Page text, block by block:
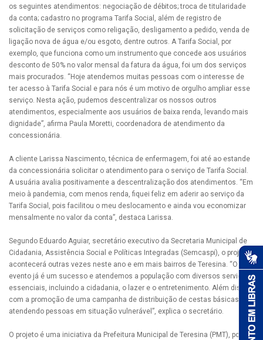
os seguintes atendimentos: negociação de débitos; troca de titularidade
da conta; cadastro no programa Tarifa Social, além de registro de
solicitação de serviços como religação, desligamento a pedido, venda de
ligação nova de água e/ou esgoto, dentre outros. A Tarifa Social, por
exemplo, que funciona como um instrumento que concede aos usuários
desconto de 50% no valor mensal da fatura da água, foi um dos serviços
mais procurados. “Hoje atendemos muitas pessoas com o interesse de
ter acesso à Tarifa Social e para nós é um motivo de orgulho ampliar esse
serviço. Nesta ação, pudemos descentralizar os nossos outros
atendimentos, especialmente aos usuários de baixa renda, levando mais
dignidade”, afirma Paula Moretti, coordenadora de atendimento da
concessionária.
A cliente Larissa Nascimento, técnica de enfermagem, foi até ao estande
da concessionária solicitar o atendimento para o serviço de Tarifa Social.
A usuária avalia positivamente a descentralização dos atendimentos. “Em
meio à pandemia, com menos renda, fiquei feliz em aderir ao serviço da
Tarifa Social, pois facilitou o meu deslocamento e ainda vou economizar
mensalmente no valor da conta”, destaca Larissa.
Segundo Eduardo Aguiar, secretário executivo da Secretaria Municipal de
Cidadania, Assistência Social e Políticas Integradas (Semcaspi), o projeto
acontecerá outras vezes neste ano e em mais bairros de Teresina. “O
evento já é um sucesso e atendemos a população com diversos serviços
essenciais, incluindo a cidadania, o lazer e o entretenimento. Além disso,
com a promoção de uma campanha de distribuição de cestas básicas,
atendendo pessoas em situação vulnerável”, explica o secretário.
O projeto é uma iniciativa da Prefeitura Municipal de Teresina (PMT), por